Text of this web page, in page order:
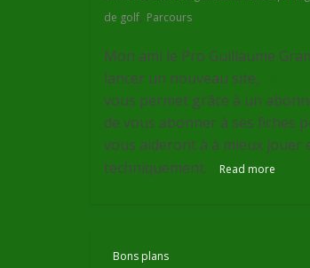
de golf, Parcours
Mon ami le Pro Guillaume
lancer un nouveau site,
vous permet grâce à un
de vous abonner à ses fiches
vous aideront à à mieux jouer
techniquement.
Read more
Bons plans